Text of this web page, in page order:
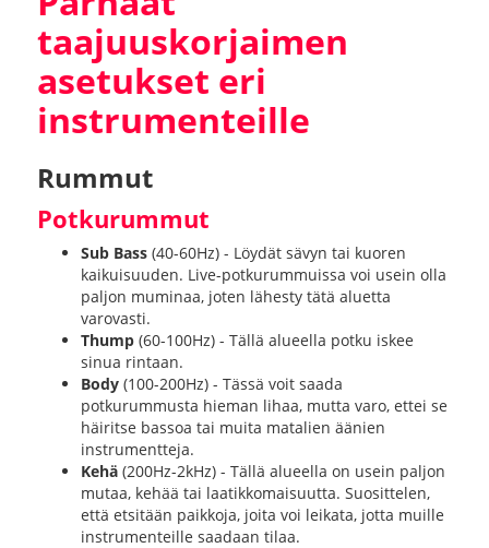
taajuuskorjaimen
asetukset eri
instrumenteille
Rummut
Potkurummut
Sub Bass(40-60Hz) - Löydät sävyn tai kuoren
kaikuisuuden. Live-potkurummuissa voi usein olla
paljon muminaa, joten lähesty tätä aluetta
varovasti.
Thump(60-100Hz) - Tällä alueella potku iskee
sinua rintaan.
Body(100-200Hz) - Tässä voit saada
potkurummusta hieman lihaa, mutta varo, ettei se
häiritse bassoa tai muita matalien äänien
instrumentteja.
Kehä(200Hz-2kHz) - Tällä alueella on usein paljon
mutaa, kehää tai laatikkomaisuutta. Suosittelen,
että etsitään paikkoja, joita voi leikata, jotta muille
instrumenteille saadaan tilaa.